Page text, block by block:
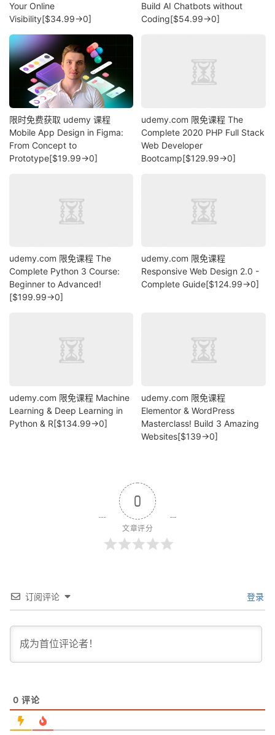
Your Online
Visibility[$34.99→0]
Build AI Chatbots without
Coding[$54.99→0]
限时免费获取 udemy 课程
Mobile App Design in Figma:
From Concept to
Prototype[$19.99→0]
udemy.com 限免课程 The
Complete 2020 PHP Full Stack
Web Developer
Bootcamp[$129.99→0]
udemy.com 限免课程 The
Complete Python 3 Course:
Beginner to Advanced!
[$199.99→0]
udemy.com 限免课程
Responsive Web Design 2.0 -
Complete Guide[$124.99→0]
udemy.com 限免课程 Machine
Learning & Deep Learning in
Python & R[$134.99→0]
udemy.com 限免课程
Elementor & WordPress
Masterclass! Build 3 Amazing
Websites[$139→0]
0
文章评分
订阅评论 登录
0 评论